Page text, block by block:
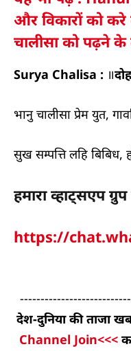
और विकारों को करे
चालीसा को पढ़ने
Surya Chalisa : ॥
भानु चालीसा प्रेम युत,
सुख सम्पत्ति लहि बिबिध,
हमारा व्हाट्सएप
https://
देश-दुनिया की ताजा
Channel Join<<<